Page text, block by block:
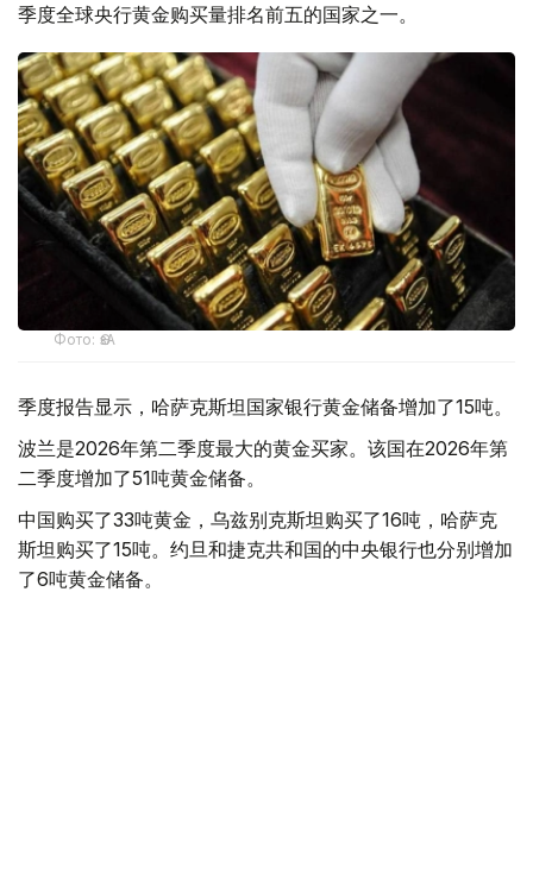
季度全球央行黄金购买量排名前五的国家之一。
Фото: ӨзА
季度报告显示，哈萨克斯坦国家银行黄金储备增加了15吨。
波兰是2026年第二季度最大的黄金买家。该国在2026年第
二季度增加了51吨黄金储备。
中国购买了33吨黄金，乌兹别克斯坦购买了16吨，哈萨克
斯坦购买了15吨。约旦和捷克共和国的中央银行也分别增加
了6吨黄金储备。